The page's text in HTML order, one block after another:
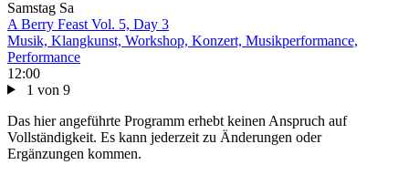
Samstag Sa
A Berry Feast Vol. 5, Day 3
Musik, Klangkunst, Workshop, Konzert, Musikperformance,
Performance
12:00
1 von 9
Das hier angeführte Programm erhebt keinen Anspruch auf
Vollständigkeit. Es kann jederzeit zu Änderungen oder
Ergänzungen kommen.